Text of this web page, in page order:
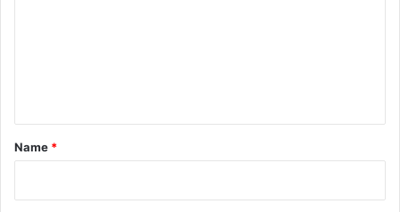
*
Name *